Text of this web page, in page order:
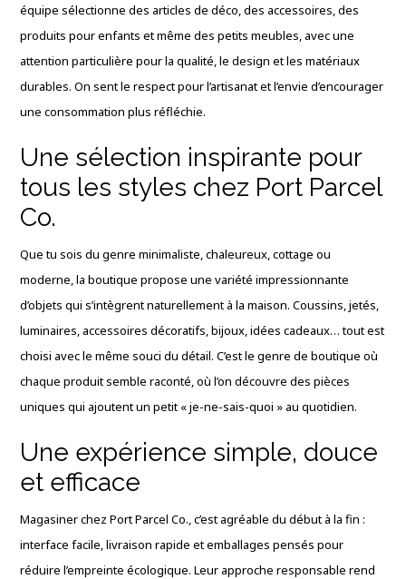
équipe sélectionne des articles de déco, des accessoires, des
produits pour enfants et même des petits meubles, avec une
attention particulière pour la qualité, le design et les matériaux
durables. On sent le respect pour l’artisanat et l’envie d’encourager
une consommation plus réfléchie.
Une sélection inspirante pour
tous les styles chez Port Parcel
Co.
Que tu sois du genre minimaliste, chaleureux, cottage ou
moderne, la boutique propose une variété impressionnante
d’objets qui s’intègrent naturellement à la maison. Coussins, jetés,
luminaires, accessoires décoratifs, bijoux, idées cadeaux… tout est
choisi avec le même souci du détail. C’est le genre de boutique où
chaque produit semble raconté, où l’on découvre des pièces
uniques qui ajoutent un petit « je-ne-sais-quoi » au quotidien.
Une expérience simple, douce
et efficace
Magasiner chez Port Parcel Co., c’est agréable du début à la fin :
interface facile, livraison rapide et emballages pensés pour
réduire l’empreinte écologique. Leur approche responsable rend